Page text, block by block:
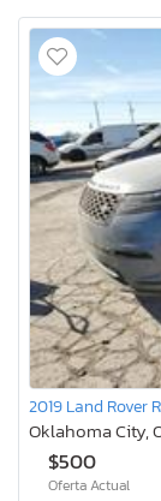
2019 Land Rover
Oklahoma City,
$500
Oferta Actual